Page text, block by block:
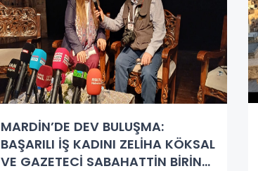
MARDİN’DE DEV BULUŞMA:
BAŞARILI İŞ KADINI ZELİHA KÖKSAL
VE GAZETECİ SABAHATTİN BİRİNCİ